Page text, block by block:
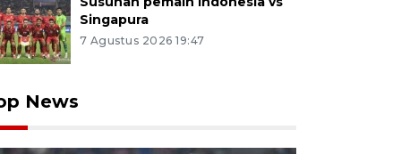
Singapura
7 Agustus 2026 19:47
News